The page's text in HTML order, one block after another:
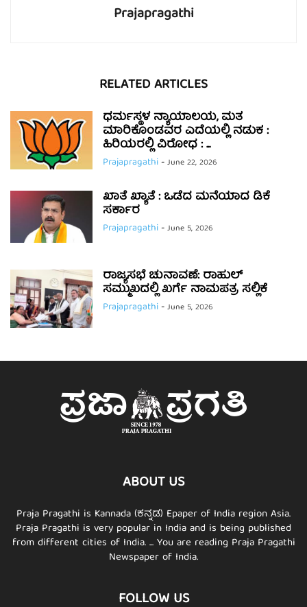
Prajapragathi
RELATED ARTICLES
ಧರ್ಮಸ್ಥಳ ನ್ಯಾಯಾಲಯ, ಮತ
ಮಾರಿಕೊಂಡವರ ಎದೆಯಲ್ಲಿ ನಡುಕ :
ಹಿರಿಯರಲ್ಲಿ ವಿರೋಧ : ...
Prajapragathi-June 22, 2026
ಖಾತೆ ಖ್ಯಾತೆ : ಒಡೆದ ಮನೆಯಾದ ಡಿಕೆ
ಸರ್ಕಾರ
Prajapragathi-June 5, 2026
ರಾಜ್ಯಸಭೆ ಚುನಾವಣೆ: ರಾಹುಲ್
ಸಮ್ಮುಖದಲ್ಲಿ ಖರ್ಗೆ ನಾಮಪತ್ರ ಸಲ್ಲಿಕೆ
Prajapragathi-June 5, 2026
ABOUT US
Praja Pragathi is Kannada (ಕನ್ನಡ) Epaper of India region Asia.
Praja Pragathi is very popular in India and is being published
from different cities of India. ... You are reading Praja Pragathi
Newspaper of India.
FOLLOW US